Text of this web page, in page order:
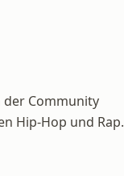
der Community
Hip-Hop und Rap.